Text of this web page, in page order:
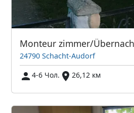
Monteur zimmer/
24790 Schacht-Audorf
4-6 Чол.
26,12 км